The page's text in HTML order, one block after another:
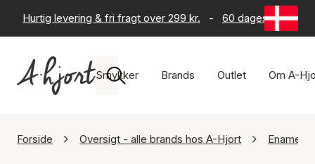
Hurtig levering & fri fragt over 299 kr. - 60 dages returret
Smykker Brands Outlet Om A-
Forside Oversigt - alle brands hos A-Hjort Enamel